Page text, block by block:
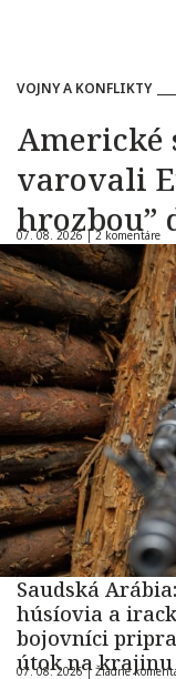
VOJNY A KONFLIKTY
Americké
varovali
hrozbou”
07. 08. 2026 |2 komentáre
Saudská Arábia:
húsíovia a
bojovníci
útok na krajinu
07. 08. 2026 |Žiadne